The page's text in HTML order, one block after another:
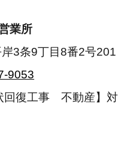
業所
3条9丁目8番2号201
9053
復工事 不動産】対